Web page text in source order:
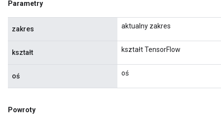
Parametry
zakres aktualny zakres
kształt kształt TensorFlow
oś oś
Powroty